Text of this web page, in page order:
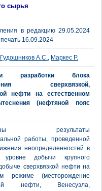
сырья
в редакцию 29.05.2024
16.09.2024
Гудошников А.С., Маркес Р.
разработки блока
сверхвязкой,
нефти на естественном
(нефтяной пояс
результаты
работы, проведенной
неопределенностей в
уровне добычи крупного
сверхвязкой нефти на
режиме (месторождение
нефти, Венесуэла,